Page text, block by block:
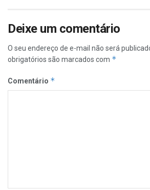
Deixe um comentário
O seu endereço de e-mail não será
obrigatórios são marcados com *
Comentário *